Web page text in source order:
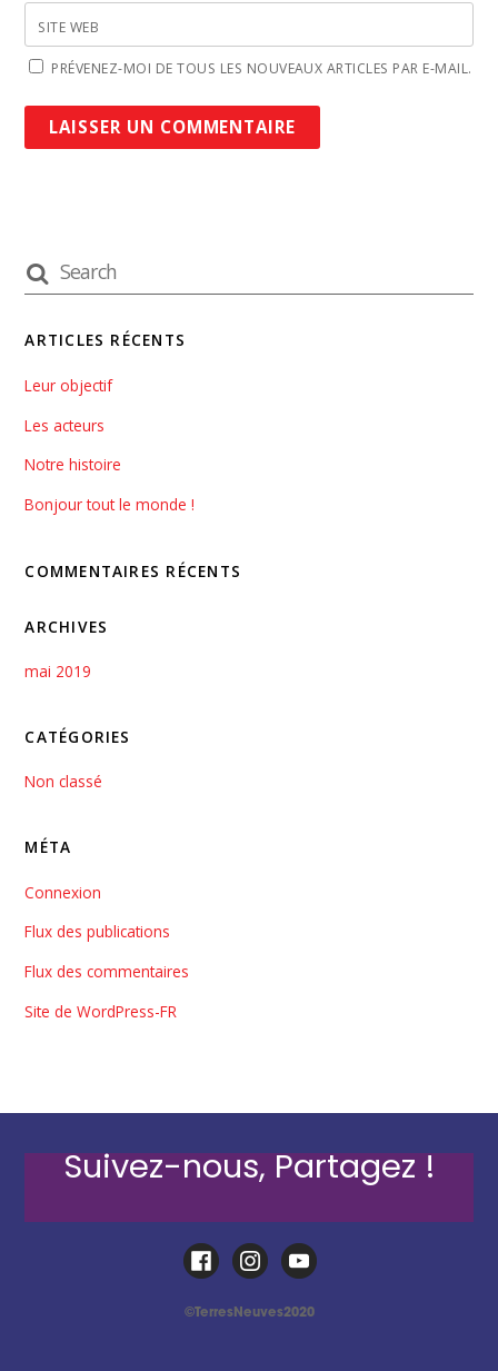
SITE WEB
PRÉVENEZ-MOI DE TOUS LES NOUVEAUX ARTICLES PAR E-MAIL.
ARTICLES RÉCENTS
Leur objectif
Les acteurs
Notre histoire
Bonjour tout le monde !
COMMENTAIRES RÉCENTS
ARCHIVES
mai 2019
CATÉGORIES
Non classé
MÉTA
Connexion
Flux des publications
Flux des commentaires
Site de WordPress-FR
Suivez-nous, Partagez !
©TerresNeuves2020